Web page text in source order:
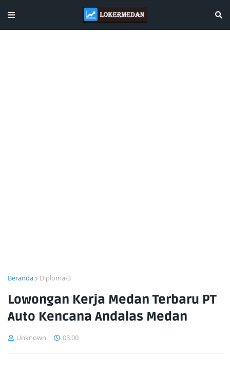
Beranda Diploma-3
Lowongan Kerja Medan Terbaru PT
Auto Kencana Andalas Medan
Unknown 03.00